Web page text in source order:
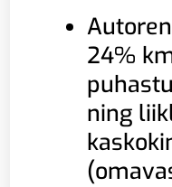
24%
ning